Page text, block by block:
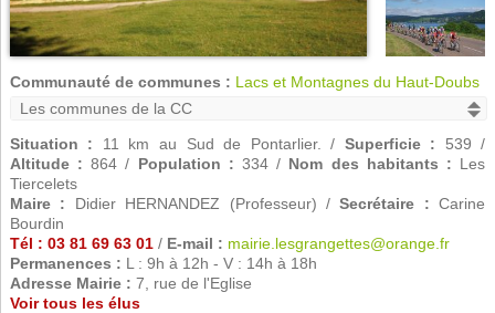
Communauté de communes : Lacs et Montagnes du Haut-Doubs
Situation : 11 km au Sud de Pontarlier. / Superficie : 539 /
Altitude : 864 / Population : 334 / Nom des habitants : Les
Tiercelets
Maire : Didier HERNANDEZ (Professeur) /Secrétaire : Carine
Bourdin
Tél : 03 81 69 63 01/ E-mail : mairie.lesgrangettes@orange.fr
Permanences : L : 9h à 12h - V : 14h à 18h
Adresse Mairie : 7, rue de l'Eglise
Voir tous les élus